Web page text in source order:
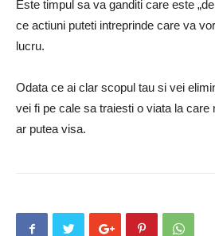
Este timpul sa va ganditi care este
ce actiuni puteti intreprinde care va
lucru.
Odata ce ai clar scopul tau si vei
vei fi pe cale sa traiesti o viata la care
ar putea visa.